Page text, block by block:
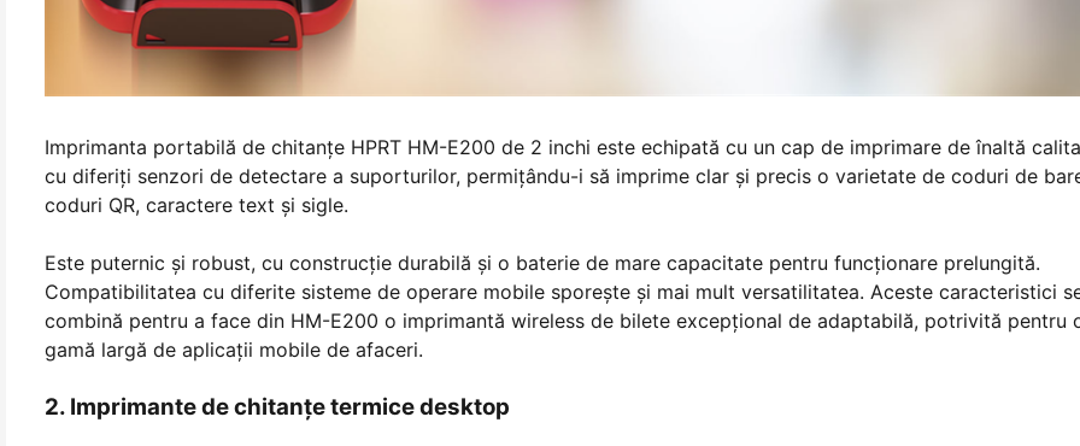
Imprimanta portabilă de chitanţe HPRT HM-E200 de 2 inchi este echipată cu un cap de imprimare de înaltă
cu diferiţi senzori de detectare a suporturilor, permiţându-i să imprime clar şi precis o varietate de coduri de
coduri QR, caractere text şi sigle.
Este puternic și robust, cu construcție durabilă și o baterie de mare capacitate pentru funcționare prelungită.
Compatibilitatea cu diferite sisteme de operare mobile sporește și mai mult versatilitatea. Aceste caracteristici
combină pentru a face din HM-E200 o imprimantă wireless de bilete excepțional de adaptabilă, potrivită pentru
gamă largă de aplicații mobile de afaceri.
2. Imprimante de chitanțe termice desktop